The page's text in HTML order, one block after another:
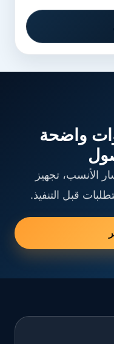
واضحة
الأنسب، تجهيز
قبل التنفيذ.